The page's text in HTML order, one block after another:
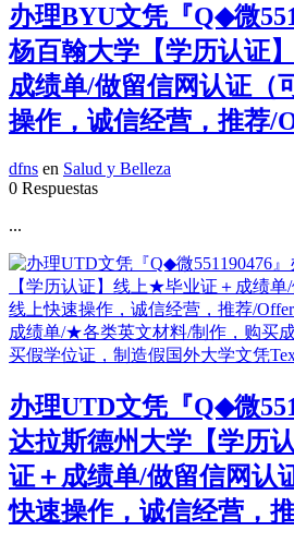
办理BYU文凭『Q◆微
杨百翰大学【学历认证
成绩单/做留信网认证（
操作，诚信经营，推荐/
dfns en Salud y Belleza
0 Respuestas
...
办理UTD文凭『Q◆微
达拉斯德州大学【学历
证＋成绩单/做留信网认
快速操作，诚信经营，